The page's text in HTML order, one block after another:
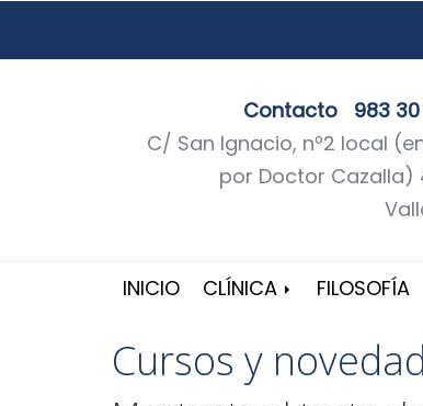
Contacto
983
C/ San Ignacio, nº2 local
por Doctor Cazalla)
INICIO CLÍNICA FILOSOFÍA
Cursos y